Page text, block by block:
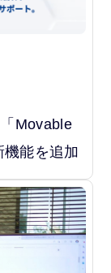
Movable
能を追加